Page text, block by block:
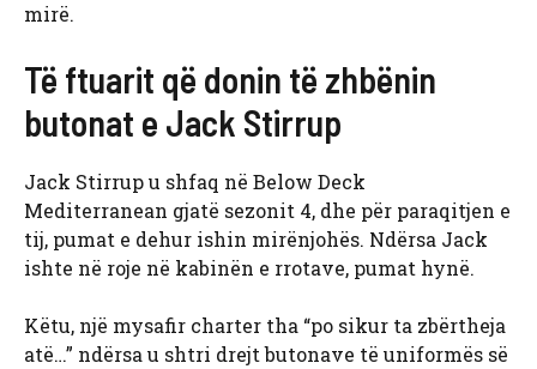
mirë.
Të ftuarit që donin të zhbënin
butonat e Jack Stirrup
Jack Stirrup u shfaq në Below Deck
Mediterranean gjatë sezonit 4, dhe për paraqitjen e
tij, pumat e dehur ishin mirënjohës. Ndërsa Jack
ishte në roje në kabinën e rrotave, pumat hynë.
Këtu, një mysafir charter tha “po sikur ta zbërtheja
atë…” ndërsa u shtri drejt butonave të uniformës së